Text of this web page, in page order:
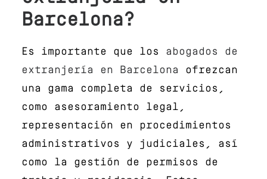
Barcelona?
Es importante que los
abogados de
extranjería en Barcelona
ofrezcan
una gama completa de servicios,
como asesoramiento legal,
representación en procedimientos
administrativos y judiciales, así
como la gestión de permisos de